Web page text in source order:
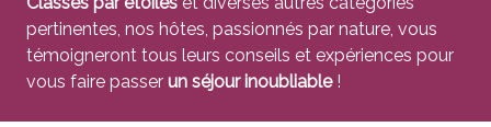
pertinentes, nos hôtes, passionnés par nature, vous
témoigneront tous leurs conseils et expériences pour
vous faire passer un séjour inoubliable!